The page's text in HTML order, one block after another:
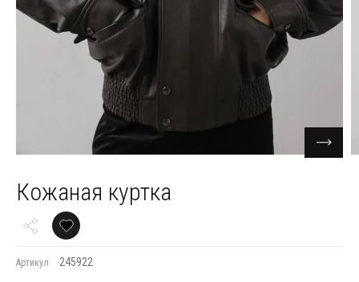
Кожаная куртка
Артикул 245922